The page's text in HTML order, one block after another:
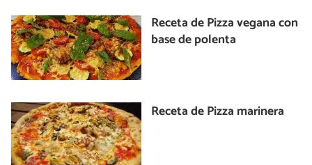
Receta de Pizza vegana con
base de polenta
Receta de Pizza marinera